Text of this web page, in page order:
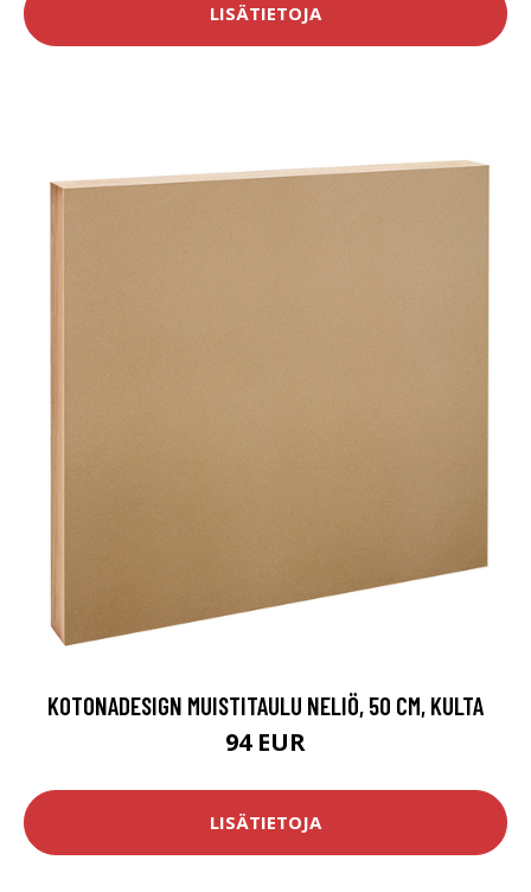
LISÄTIETOJA
KOTONADESIGN MUISTITAULU NELIÖ, 50 CM, KULTA
94 EUR
LISÄTIETOJA